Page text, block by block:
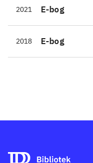
2021 E-bog
2018 E-bog